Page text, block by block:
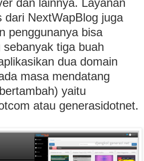
dan lainnya. Layanan
dari NextWapBlog juga
penggunanya bisa
tiga buah
dua domain
masa mendatang
yaitu
atau generasidotnet.